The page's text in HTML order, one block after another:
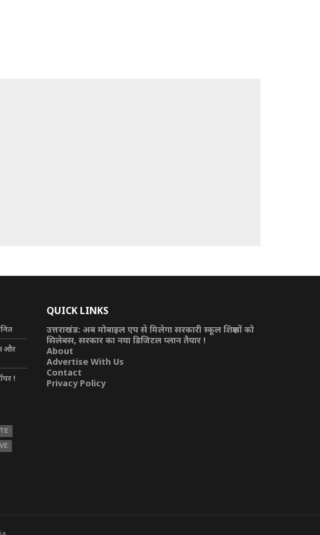
और
!
QUICK LINKS
उत्तराखंड: अब मोबाइल एप से मिलेगा सरकारी स्कूल शिक्षकों को
सिलेबस, सरकार का नया डिजिटल प्लान तैयार !
About
Advertise With Us
Contact
Privacy Policy